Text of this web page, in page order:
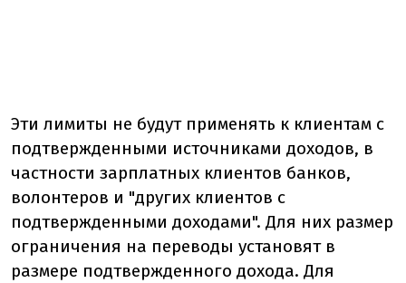
Эти лимиты не будут применять к клиентам с
подтвержденными источниками доходов, в
частности зарплатных клиентов банков,
волонтеров и "других клиентов с
подтвержденными доходами". Для них размер
ограничения на переводы установят в
размере подтвержденного дохода. Для